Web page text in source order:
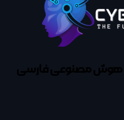
هوش مصنوعی فارسی